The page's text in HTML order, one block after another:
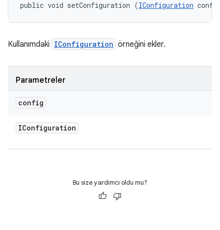
public void setConfiguration (IConfiguration
Kullanımdaki IConfiguration örneğini ekler.
Parametreler
config
IConfiguration
Bu size yardımcı oldu mu?